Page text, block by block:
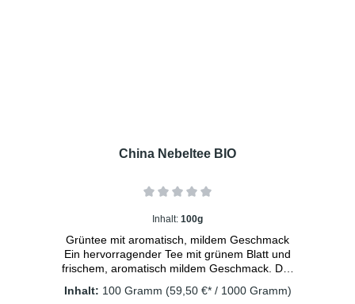
China Nebeltee BIO
Inhalt: 100g
Grüntee mit aromatisch, mildem Geschmack
Ein hervorragender Tee mit grünem Blatt und
frischem, aromatisch mildem Geschmack. Der
*
Inhalt: 100 Gramm (59,50 €* / 1000 Gramm)